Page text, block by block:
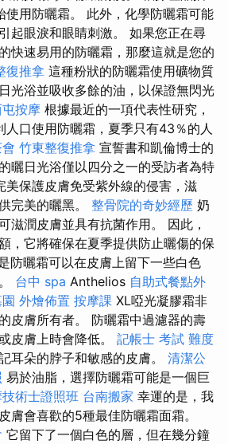
使用防曬霜。 此外，化學防曬霜可能
起眼淚和眼睛刺激。 如果您正在尋
快速易用的防曬霜，那麼這就是您的
復推拿 這種粉狀的防曬霜使用礦物質
光浴並吸收多餘的油，以保證無閃光
按摩 根據最近的一項代表性研究，
人口使用防曬霜，夏季只有43％的人
竹東整復推拿 宣誓書和凱倫博士的
曬日光浴僅以四分之一的受訪者為特
美保護皮膚免受紫外線的侵害，滋
完美的曬黑。 整骨院的奇妙經歷 奶
滋潤皮膚並具有抗菌作用。 因此，
，它將確保在夏季提供防止曬傷的保
防曬霜可以在皮膚上留下一些白色
台中 spa Anthelios 自助式餐點外
外燴佈置 按摩課 XL啞光凝膠霜非
皮膚所有者。 防曬霜中過濾器的壽
皮膚上時會降低。 記帳士 考試 難度
耳朵的脖子和敏感的皮膚。 清潔公
易於油脂，選擇防曬霜可能是一個巨
術士證照班 台南搬家 幸運的是，我
膚會喜歡的5種最佳防曬霜面霜。
它留下了一個白色的層，但在幾分鐘